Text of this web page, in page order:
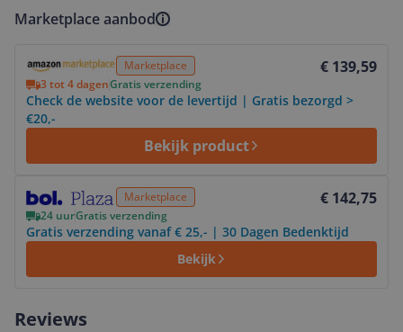
Marketplace aanbod
Marketplace € 139,59
3 tot 4 dagenGratis verzending
Check de website voor de levertijd | Gratis bezorgd >
€20,-
Bekijk product
Marketplace € 142,75
24 uurGratis verzending
Gratis verzending vanaf € 25,- | 30 Dagen Bedenktijd
Bekijk
Reviews